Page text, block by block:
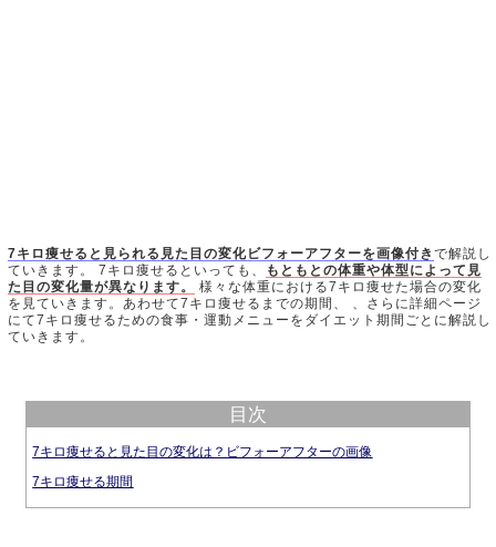
7キロ痩せると見られる見た目の変化ビフォーアフターを画像付きで解説し
ていきます。 7キロ痩せるといっても、
もともとの体重や体型によって見
た目の変化量が異なります。
様々な体重における7キロ痩せた場合の変化
を見ていきます。あわせて7キロ痩せるまでの期間、 、さらに詳細ページ
にて7キロ痩せるための食事・運動メニューをダイエット期間ごとに解説し
ていきます。
目次
7キロ痩せると見た目の変化は？ビフォーアフターの画像
7キロ痩せる期間